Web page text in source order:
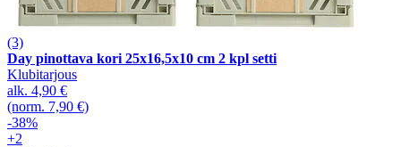
(3)
Day pinottava kori 25x16,5x10 cm 2 kpl setti
Klubitarjous
alk. 4,90 €
(norm. 7,90 €)
-38%
+2